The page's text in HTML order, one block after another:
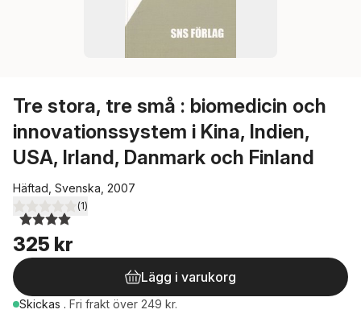
Tre stora, tre små : biomedicin och
innovationssystem i Kina, Indien,
USA, Irland, Danmark och Finland
Häftad, Svenska, 2007
4,0utav 5 stjärnor. Totalt antal röster:
(1)
325 kr
Lägg i varukorg
Skickas . Fri frakt över 249 kr.